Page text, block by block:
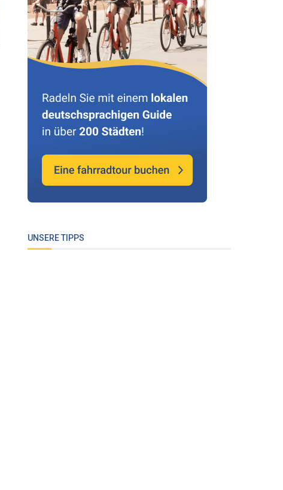
UNSERE TIPPS